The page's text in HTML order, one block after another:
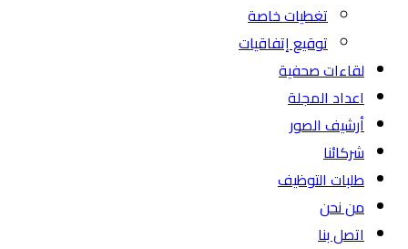
تغطيات خاصة
توقيع إتفاقيات
لقاءات صحفية
اعداد المجلة
أرشيف الصور
شركائنا
طلبات التوظيف
من نحن
اتصل بنا